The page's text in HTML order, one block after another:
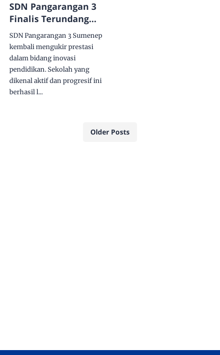
SDN Pangarangan 3
Finalis Terundang
pada Anugerah
Inovasi Daerah 2025:
Kisah Panjang
Karyakoin Menuju
BRIDA Sumenep
SDN Pangarangan 3 Sumenep
kembali mengukir prestasi
dalam bidang inovasi
pendidikan. Sekolah yang
dikenal aktif dan progresif ini
berhasil l...
Older Posts